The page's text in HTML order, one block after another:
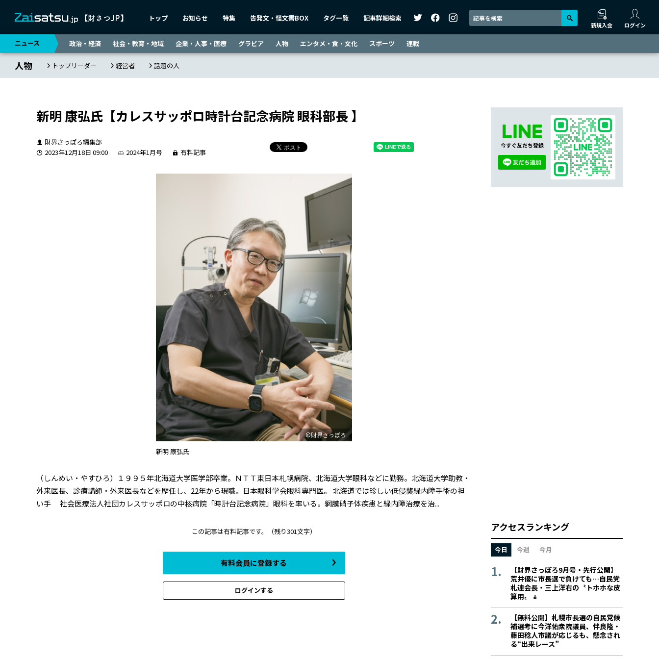
トップ お知らせ 特集 告発文・怪文書BOX タグ一覧 記事詳細検索
新規入会 ログイン
ニュース 政治・経済 社会・教育・地域 企業・人事・医療 グラビア 人物 エンタメ・食・文化 スポーツ 連載
人物 トップリーダー 経営者 話題の人
新明 康弘氏【カレスサッポロ時計台記念病院 眼科部長 】
財界さっぽろ編集部
2023年12月18日 09:00
2024年1月号 有料記事
©財界さっぽろ
新明 康弘氏
（しんめい・やすひろ）１９９５年北海道大学医学部卒業。ＮＴＴ東日本札幌病院、北海道大学眼科などに勤務。北海道大学助教・
外来医長、診療講師・外来医長などを歴任し、22年から現職。日本眼科学会眼科専門医。 北海道では珍しい低侵襲緑内障手術の担
い手 社会医療法人社団カレスサッポロの中核病院「時計台記念病院」眼科を率いる。網膜硝子体疾患と緑内障治療を治...
この記事は有料記事です。 （残り301文字）
有料会員に登録する
ログインする
今すぐ友だち登録
アクセスランキング
今日 今週 今月
【財界さっぽろ9月号・先行公開】
荒井優に市長選で負けても…自民党
札連会長・三上洋右の〝トホホな皮
算用〟
【無料公開】札幌市長選の自民党候
補選考に今洋佑衆院議員、伴良隆・
藤田稔人市議が応じるも、懸念され
る“出来レース”